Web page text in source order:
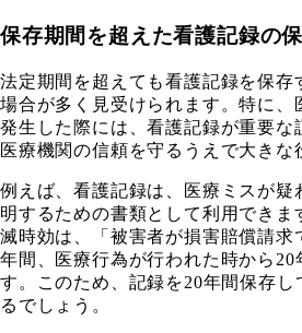
保存期間を超えた看護記録の
法定期間を超えても看護記録を保存
場合が多く見受けられます。特に、
発生した際には、看護記録が重要な
医療機関の信頼を守るうえで大きな
例えば、看護記録は、医療ミスが疑
明するための書類として利用できま
滅時効は、「被害者が損害賠償請求
年間、医療行為が行われた時から20
す。このため、記録を20年間保存し
るでしょう。